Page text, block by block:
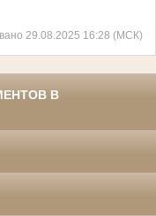
29.08.2025 16:28 (МСК)
В